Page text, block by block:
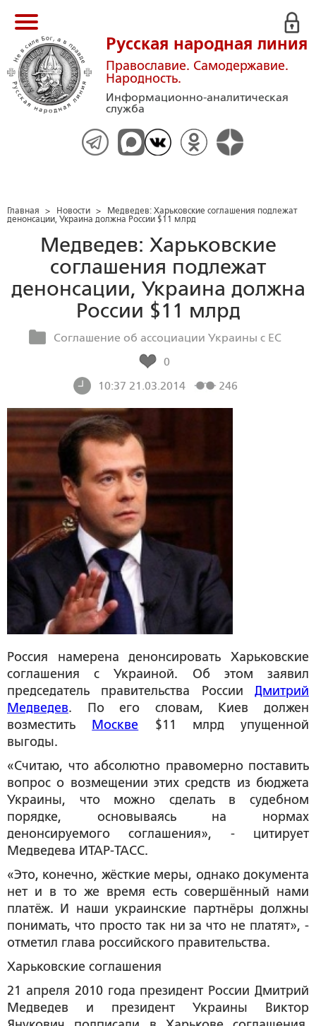
Русская народная линия
Православие. Самодержавие.
Народность.
Информационно-аналитическая
служба
Главная > Новости >
Медведев: Харьковские соглашения подлежат
денонсации, Украина должна России $11 млрд
Медведев: Харьковские
соглашения подлежат
денонсации, Украина должна
России $11 млрд
Соглашение об ассоциации Украины с ЕС
0
10:37 21.03.2014
246
Россия намерена денонсировать Харьковские
соглашения с Украиной. Об этом заявил
председатель правительства России Дмитрий
Медведев. По его словам, Киев должен
возместить
Москве $11 млрд упущенной
выгоды.
«Считаю, что абсолютно правомерно поставить
вопрос о возмещении этих средств из бюджета
Украины, что можно сделать в судебном
порядке, основываясь на нормах
денонсируемого соглашения», - цитирует
Медведева ИТАР-ТАСС.
«Это, конечно, жёсткие меры, однако документа
нет и в то же время есть совершённый нами
платёж. И наши украинские партнёры должны
понимать, что просто так ни за что не платят», -
отметил глава российского правительства.
Харьковские соглашения
21 апреля 2010 года президент России Дмитрий
Медведев и президент Украины Виктор